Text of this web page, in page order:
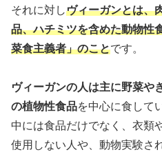
それに対しヴィーガンとは、
品、ハチミツを含めた動物性
菜食主義者」のことです。
ヴィーガンの人は主に野菜や
の植物性食品を中心に食して
中には食品だけでなく、衣類
使用しない人や、動物実験さ